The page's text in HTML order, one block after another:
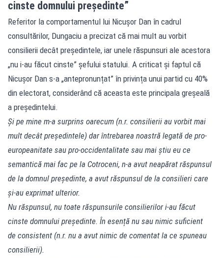
cinste domnului președinte”
Referitor la comportamentul lui Nicușor Dan în cadrul
consultărilor, Dungaciu a precizat că mai mult au vorbit
consilierii decât președintele, iar unele răspunsuri ale acestora
„nu i-au făcut cinste” șefului statului. A criticat și faptul că
Nicușor Dan s-a „antepronunțat” în privința unui partid cu 40%
din electorat, considerând că aceasta este principala greșeală
a președintelui.
Și pe mine m-a surprins oarecum (n.r. consilierii au vorbit mai
mult decât președintele) dar întrebarea noastră legată de pro-
europeanitate sau pro-occidentalitate sau mai știu eu ce
semantică mai fac pe la Cotroceni, n-a avut neapărat răspunsul
de la domnul președinte, a avut răspunsul de la consilieri care
și-au exprimat ulterior.
Nu răspunsul, nu toate răspunsurile consilierilor i-au făcut
cinste domnului președinte. În esență nu sau nimic suficient
de consistent (n.r. nu a avut nimic de comentat la ce spuneau
consilierii).